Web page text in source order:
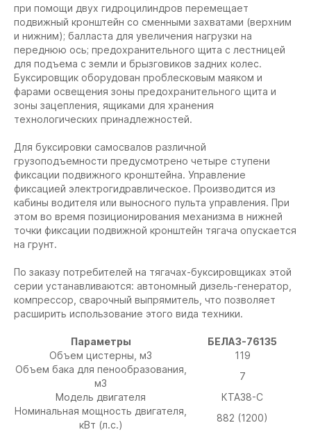
при помощи двух гидроцилиндров перемещает
подвижный кронштейн cо сменными захватами (верхним
и нижним); балласта для увеличения нагрузки на
переднюю ось; предохранительного щита с лестницей
для подъема с земли и брызговиков задних колес.
Буксировщик оборудован проблесковым маяком и
фарами освещения зоны предохранительного щита и
зоны зацепления, ящиками для хранения
технологических принадлежностей.
Для буксировки самосвалов различной
грузоподъемности предусмотрено четыре ступени
фиксации подвижного кронштейна. Управление
фиксацией электрогидравлическое. Производится из
кабины водителя или выносного пульта управления. При
этом во время позиционирования механизма в нижней
точки фиксации подвижной кронштейн тягача опускается
на грунт.
По заказу потребителей на тягачах-буксировщиках этой
серии устанавливаются: автономный дизель-генератор,
компрессор, сварочный выпрямитель, что позволяет
расширить использование этого вида техники.
Параметры
БЕЛАЗ-76135
Объем цистерны, м3
119
Объем бака для пенообразования,
м3
7
Модель двигателя
КТА38-C
Номинальная мощность двигателя,
кВт (л.с.)
882 (1200)